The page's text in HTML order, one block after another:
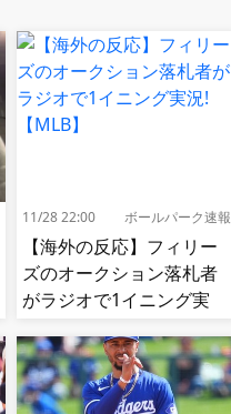
11/28 22:00 ボールパーク速報
【海外の反応】フィリー
ズのオークション落札者
がラジオで1イニング実